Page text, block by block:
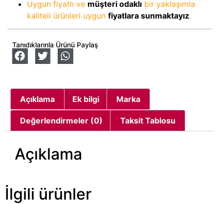
Uygun fiyatlı ve müşteri odaklı bir yaklaşımla
kaliteli ürünleri uygun fiyatlara sunmaktayız.
Tanıdıklarınla Ürünü Paylaş
Açıklama Ek bilgi Marka
Değerlendirmeler (0) Taksit Tablosu
Açıklama
İlgili ürünler